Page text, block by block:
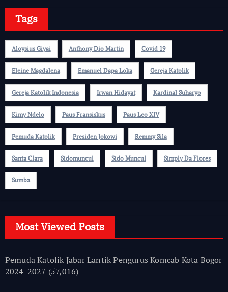
Tags
Aloysius Giyai Anthony Dio Martin Covid 19
Eleine Magdalena Emanuel Dapa Loka Gereja Katolik
Gereja Katolik Indonesia Irwan Hidayat Kardinal Suharyo
Kimy Ndelo Paus Fransiskus Paus Leo XIV
Pemuda Katolik Presiden Jokowi Remmy Sila
Santa Clara Sidomuncul Sido Muncul Simply Da Flores
Sumba
Most Viewed Posts
Pemuda Katolik Jabar Lantik Pengurus Komcab Kota Bogor
2024-2027 (57,016)